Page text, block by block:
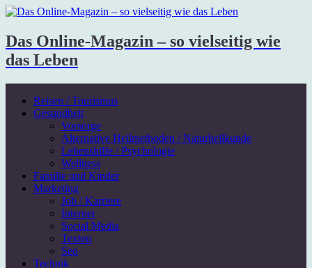
Das Online-Magazin – so vielseitig wie
das Leben
Reisen / Tourismus
Gesundheit
Vorsorge
Alternative Heilmethoden / Naturheilkunde
Lebenshilfe / Psychologie
Wellness
Familie und Kinder
Marketing
Job / Karriere
Internet
Social Media
Texten
Seo
Technik